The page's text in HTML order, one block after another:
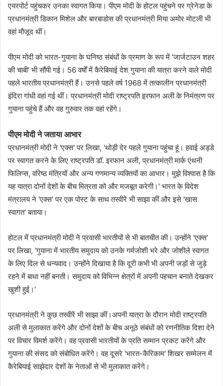
एयरपोर्ट पहुंचकर उनका स्वागत किया। पीएम मोदी के होटल पहुंचने पर ग्रेनेडा के
प्रधानमंत्री डिकान मिशेल और बारबाडोस की प्रधानमंत्री मिया अमोर मोटली भी
वहां मौजूद थीं।
पीएम मोदी को भारत-गुयाना के घनिष्ठ संबंधों के प्रमाण के रूप में 'जार्जटाउन शहर
की चाबी' भी सौंपी गई। 56 वर्षों में कैरेबियाई देश गुयाना की यात्रा करने वाले मोदी
पहले भारतीय प्रधानमंत्री हैं। उनसे पहले वर्ष 1968 में तत्कालीन प्रधानमंत्री
इंदिरा गांधी वहां गई थीं। प्रधानमंत्री मोदी राष्ट्रपति इरफान अली के निमंत्रण पर
गुयाना पहुंचे हैं और वह गुरुवार तक वहां रहेंगे।
पीएम मोदी ने जताया आभार
प्रधानमंत्री मोदी ने 'एक्स' पर लिखा, 'थोड़ी देर पहले गुयाना पहुंचा हूं। हवाई अड्डे
पर स्वागत करने के लिए राष्ट्रपति डॉ. इरफान अली, प्रधानमंत्री मार्क एंथनी
फिलिप्स, वरिष्ठ मंत्रियों और अन्य गणमान्य व्यक्तियों का आभार। मुझे विश्वास है कि
यह यात्रा दोनों देशों के बीच मित्रता को और मजबूत करेगी।' भारत के विदेश
मंत्रालय ने 'एक्स' पर एक पोस्ट के साथ तस्वीरें भी साझा कीं और इसे 'खास
स्वागत' बताया।
होटल में प्रधानमंत्री मोदी ने प्रवासी भारतीयों से भी बातचीत की। उन्होंने 'एक्स'
पर लिखा, 'गुयाना में भारतीय समुदाय को उनके गर्मजोशी भरे और जोशीले स्वागत
के लिए दिल से धन्यवाद। उन्होंने दिखाया है कि दूरी कभी भी अपनी जड़ों से जुड़े
रहने में बाधा नहीं बनती। समुदाय को विभिन्न क्षेत्रों में अपनी पहचान बनाते देखकर
खुशी हुई।'
प्रधानमंत्री ने कुछ तस्वीरें भी साझा कीं।अपनी यात्रा के दौरान मोदी राष्ट्रपति
अली से मुलाकात करेंगे और दोनों देशों के बीच अनूठे संबंधों को रणनीतिक दिशा देने
पर विचार विमर्श करेंगे। वह प्रवासी भारतीयों के प्रति सम्मान प्रकट करेंगे और
गुयाना की संसद को संबोधित करेंगे। वह दूसरे 'भारत-कैरिकाम' शिखर सम्मेलन में
कैरेबियाई साझेदार देशों के नेताओं से भी मुलाकात करेंगे।